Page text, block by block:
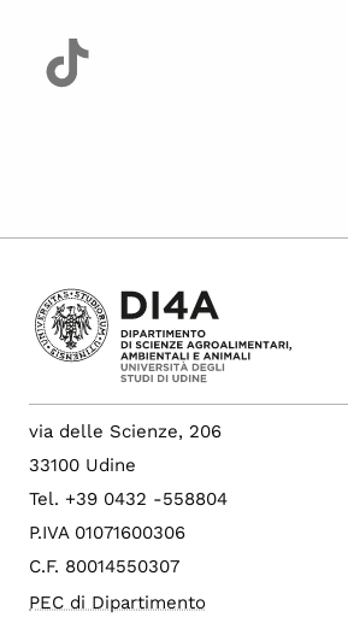
via delle Scienze, 206
33100 Udine
Tel. +39 0432 -558804
P.IVA 01071600306
C.F. 80014550307
PEC di Dipartimento